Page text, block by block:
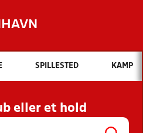
Hvad vil du søge efter?
INDHOLD OG NYHEDER
KLUBBER OG
SPILLESTED KAMP
eller et hold